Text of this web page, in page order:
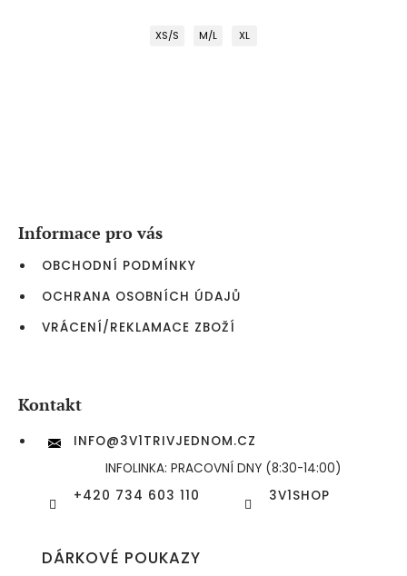
XS/S M/L XL
Informace pro vás
OBCHODNÍ PODMÍNKY
OCHRANA OSOBNÍCH ÚDAJŮ
VRÁCENÍ/REKLAMACE ZBOŽÍ
Kontakt
INFO@3V1TRIVJEDNOM.CZ
INFOLINKA: PRACOVNÍ DNY (8:30-14:00)
+420 734 603 110
3V1SHOP
DÁRKOVÉ POUKAZY